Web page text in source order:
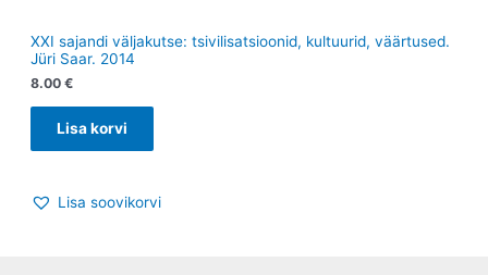
XXI sajandi väljakutse: tsivilisatsioonid, kultuurid, väärtused.
Jüri Saar. 2014
8.00 €
Lisa korvi
Lisa soovikorvi